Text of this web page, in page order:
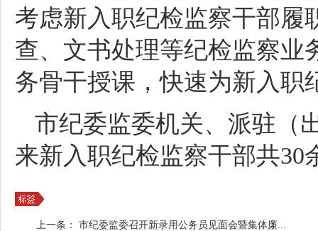
考虑新入职纪检监察干部履
查、文书处理等纪检监察业
务骨干授课，快速为新入职
市纪委监委机关、派驻（
来新入职纪检监察干部共30
上一条： 市纪委监委召开新录用公务员见面会暨集体廉...